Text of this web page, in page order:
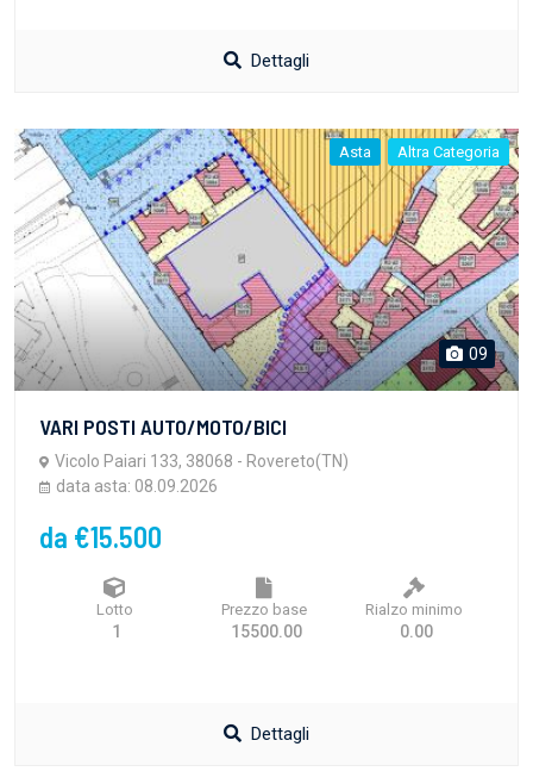
Dettagli
Asta Altra Categoria
09
VARI POSTI AUTO/MOTO/BICI
Vicolo Paiari 133, 38068 - Rovereto(TN)
data asta: 08.09.2026
da €15.500
Lotto
1
Prezzo base
15500.00
Rialzo minimo
0.00
Dettagli